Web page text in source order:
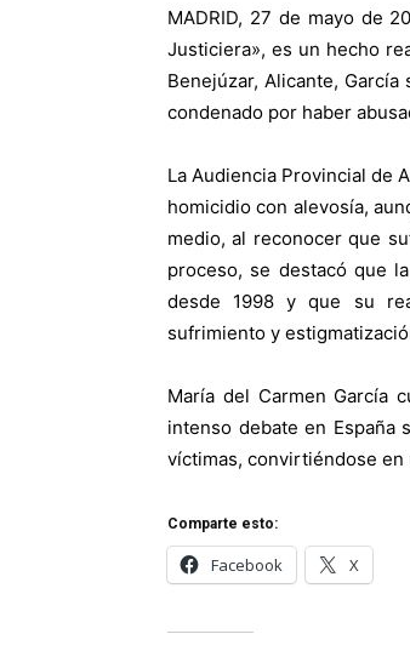
MADRID, 27 de mayo de
Justiciera», es un hecho
Benejúzar, Alicante,
condenado por haber
La Audiencia Provincial de
homicidio con alevosía,
medio, al reconocer que
proceso, se destacó que
desde 1998 y que su
sufrimiento y
María del Carmen García
intenso debate en España
víctimas, convirtiéndose en
Comparte esto:
Facebook X